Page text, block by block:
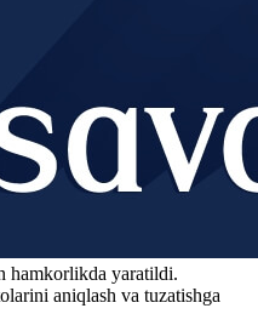
hamkorlikda yaratildi.
aniqlash va tuzatishga